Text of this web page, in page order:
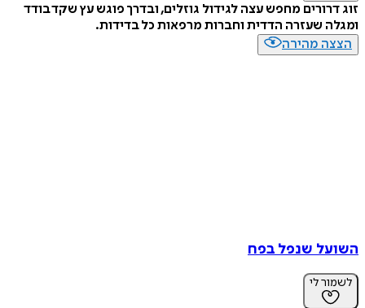
זוג דרורים מחפש עצה לגידול גוזלים, ובדרך פוגש עץ שקד בודד
ומגלה שעזרה הדדית וחברות מרפאות כל בדידות.
הצצה מהירה
השועל שנפל בפח
לשמור לי